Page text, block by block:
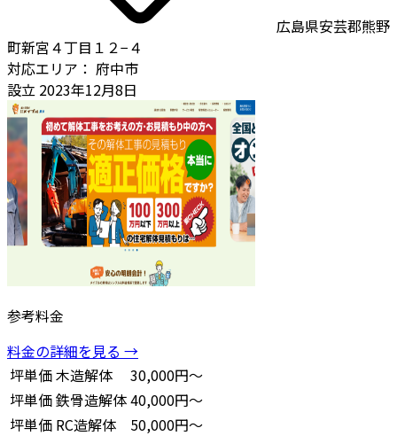
広島県安芸郡熊野
町新宮４丁目１２−４
対応エリア： 府中市
設立 2023年12月8日
参考料金
料金の詳細を見る →
坪単価木造解体
30,000円～
坪単価鉄骨造解体40,000円～
坪単価 RC造解体
50,000円～